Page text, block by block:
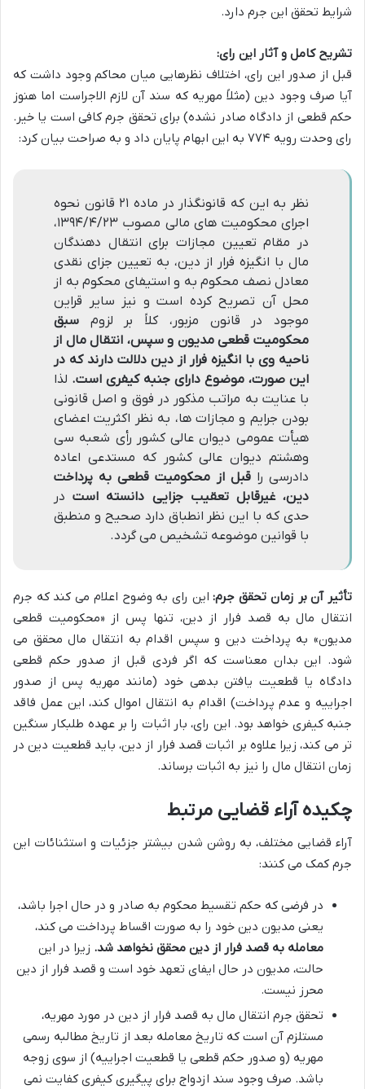
شرایط تحقق این جرم دارد.
تشریح کامل و آثار این رای:
قبل از صدور این رای، اختلاف نظرهایی میان محاکم وجود داشت که
آیا صرف وجود دین (مثلاً مهریه که سند آن لازم الاجراست اما هنوز
حکم قطعی از دادگاه صادر نشده) برای تحقق جرم کافی است یا خیر.
رای وحدت رویه ۷۷۴ به این ابهام پایان داد و به صراحت بیان کرد:
نظر به این که قانونگذار در ماده ۲۱ قانون نحوه
اجرای محکومیت های مالی مصوب ۱۳۹۴/۴/۲۳،
در مقام تعیین مجازات برای انتقال دهندگان
مال با انگیزه فرار از دین، به تعیین جزای نقدی
معادل نصف محکوم به و استیفای محکوم به از
محل آن تصریح کرده است و نیز سایر قراین
موجود در قانون مزبور، کلاً بر لزوم سبق
محکومیت قطعی مدیون و سپس، انتقال مال از
ناحیه وی با انگیزه فرار از دین دلالت دارند که در
این صورت، موضوع دارای جنبه کیفری است. لذا
با عنایت به مراتب مذکور در فوق و اصل قانونی
بودن جرایم و مجازات ها، به نظر اکثریت اعضای
هیأت عمومی دیوان عالی کشور رأی شعبه سی
وهشتم دیوان عالی کشور که مستدعی اعاده
دادرسی راقبل از محکومیت قطعی به پرداخت
دین، غیرقابل تعقیب جزایی دانسته استدر
حدی که با این نظر انطباق دارد صحیح و منطبق
با قوانین موضوعه تشخیص می گردد.
تأثیر آن بر زمان تحقق جرم:این رای به وضوح اعلام می کند که جرم
انتقال مال به قصد فرار از دین، تنها پس از «محکومیت قطعی
مدیون» به پرداخت دین و سپس اقدام به انتقال مال محقق می
شود. این بدان معناست که اگر فردی قبل از صدور حکم قطعی
دادگاه یا قطعیت یافتن بدهی خود (مانند مهریه پس از صدور
اجراییه و عدم پرداخت) اقدام به انتقال اموال کند، این عمل فاقد
جنبه کیفری خواهد بود. این رای، بار اثبات را بر عهده طلبکار سنگین
تر می کند، زیرا علاوه بر اثبات قصد فرار از دین، باید قطعیت دین در
زمان انتقال مال را نیز به اثبات برساند.
چکیده آراء قضایی مرتبط
آراء قضایی مختلف، به روشن شدن بیشتر جزئیات و استثنائات این
جرم کمک می کنند:
در فرضی که حکم تقسیط محکوم به صادر و در حال اجرا باشد،
یعنی مدیون دین خود را به صورت اقساط پرداخت می کند،
معامله به قصد فرار از دین محقق نخواهد شد. زیرا در این
حالت، مدیون در حال ایفای تعهد خود است و قصد فرار از دین
محرز نیست.
تحقق جرم انتقال مال به قصد فرار از دین در مورد مهریه،
مستلزم آن است که تاریخ معامله بعد از تاریخ مطالبه رسمی
مهریه (و صدور حکم قطعی یا قطعیت اجراییه) از سوی زوجه
باشد. صرف وجود سند ازدواج برای پیگیری کیفری کفایت نمی